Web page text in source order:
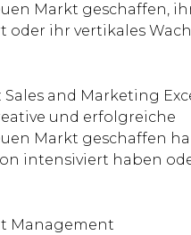
Markt geschaffen,
ihr vertikales
and Marketing
und erfolgreiche
Markt geschaffen
intensiviert haben
Management